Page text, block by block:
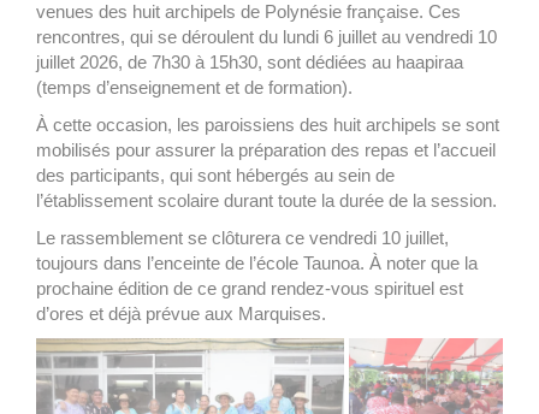
venues des huit archipels de Polynésie française. Ces
rencontres, qui se déroulent du lundi 6 juillet au vendredi 10
juillet 2026, de 7h30 à 15h30, sont dédiées au haapiraa
(temps d’enseignement et de formation).
À cette occasion, les paroissiens des huit archipels se sont
mobilisés pour assurer la préparation des repas et l’accueil
des participants, qui sont hébergés au sein de
l’établissement scolaire durant toute la durée de la session.
Le rassemblement se clôturera ce vendredi 10 juillet,
toujours dans l’enceinte de l’école Taunoa. À noter que la
prochaine édition de ce grand rendez-vous spirituel est
d’ores et déjà prévue aux Marquises.